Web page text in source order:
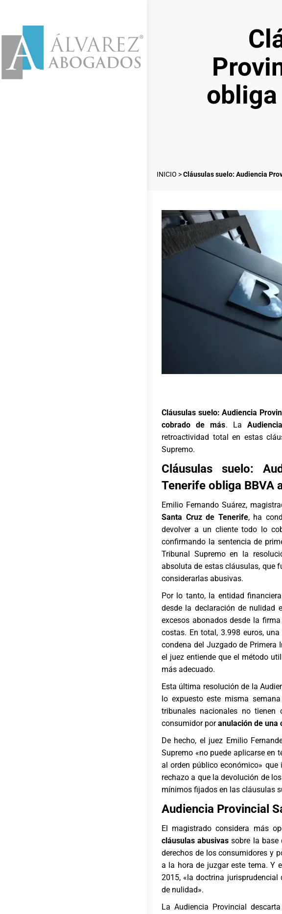
obliga
INICIO >Cláusulas suelo: Audiencia
Cláusulas suelo: Audiencia
cobrado de más. La
retroactividad total en estas
Supremo.
Cláusulas suelo:
Tenerife obliga BBVA
Emilio Fernando Suárez,
Santa Cruz de Tenerife, ha
devolver a un cliente todo lo
confirmando la sentencia de
Tribunal Supremo en la
absoluta de estas cláusulas, que
considerarlas abusivas.
Por lo tanto, la entidad
desde la declaración de nulidad
excesos abonados desde la
costas. En total, 3.998 euros,
condena del Juzgado de Primera
el juez entiende que el método
más adecuado.
Esta última resolución de la
lo expuesto este misma
tribunales nacionales no tienen
consumidor poranulación de una
De hecho, el juez Emilio
Supremo «no puede aplicarse en
al orden público económico»
rechazo a que la devolución de
mínimos fijados en las cláusulas
Audiencia Provincial
El magistrado considera más
cláusulas abusivas sobre la base
derechos de los consumidores y
a la hora de juzgar este tema. Y
2015, «la doctrina
de nulidad».
La Audiencia Provincial